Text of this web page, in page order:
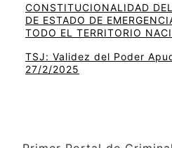
CONSTITUCIONALIDAD
DE ESTADO DE
TODO EL TERRITORIO
TSJ: Validez del Poder
27/2/2025